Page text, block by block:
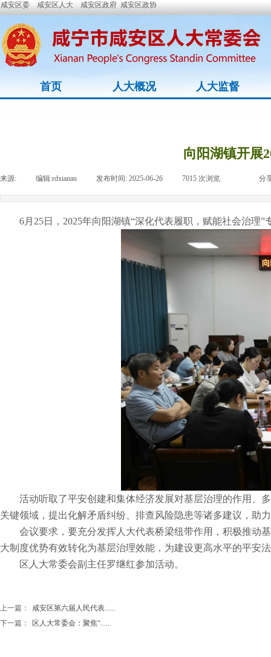
咸安区委 咸安区人大 咸安区政府 咸安区政协
首页 人大概况 人大监督
向阳湖镇开展
来源: 编辑:rdxianan 发布时间: 2025-06-26 7015 次浏览 分
6月25日，2025年向阳湖镇“深化代表履职，赋能社会治理
活动听取了平安创建和集体经济发展对基层治理的作用、
关键领域，提出化解矛盾纠纷、排查风险隐患等诸多建议，助
会议要求，要充分发挥人大代表桥梁纽带作用，积极推动
大制度优势有效转化为基层治理效能，为建设更高水平的平安
区人大常委会副主任罗继红参加活动。
上一篇：
咸安区第六届人民代表......
下一篇：
区人大常委会：聚焦“......